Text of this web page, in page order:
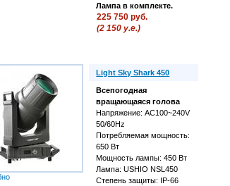
Лампа в комплекте.
225 750 руб.
(2 150 у.е.)
Light Sky Shark 450
Всепогодная
вращающаяся голова
Напряжение: AC100~240V
50/60Hz
Потребляемая мощность:
650 Вт
Мощность лампы: 450 Вт
Лампа: USHIO NSL450
Степень защиты: IP-66